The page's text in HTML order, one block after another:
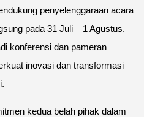
penyelenggaraan acara
pada 31 Juli – 1 Agustus.
konferensi dan pameran
inovasi dan transformasi
kedua belah pihak dalam